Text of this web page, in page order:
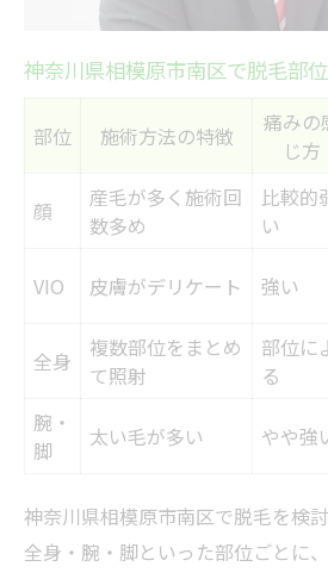
初心者が押さえるべき脱
おすすめ脱毛部位ごとの
部位選びで失敗しないた
脱毛デビューに人気の部
部位による脱毛の違いとサ
介
サロン選びで重視したい
脱毛部位ごとに異なる施
部位によって変わるサロ
相模原市南区で選ばれる
全身・VIOなど人気部位の脱
人気部位ごとの脱毛体験
全身脱毛やVIOのリアル
神奈川県相模原市南区で脱毛部
部位 施術方法の特徴
痛みの
じ方
顔
産毛が多く施術回
数多め
比較的
い
VIO 皮膚がデリケート 強い
全身
複数部位をまとめ
て照射
部位に
る
腕・
脚
太い毛が多い やや強
神奈川県相模原市南区で脱毛を検
全身・腕・脚といった部位ごとに